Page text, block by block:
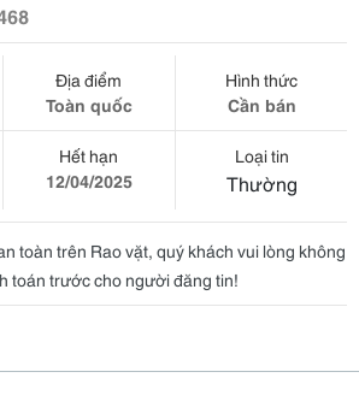
Địa điểm
Toàn quốc
Hình thức
Cần bán
Hết hạn
12/04/2025
Loại tin
Thường
toàn trên Rao vặt, quý khách vui lòng không
toán trước cho người đăng tin!